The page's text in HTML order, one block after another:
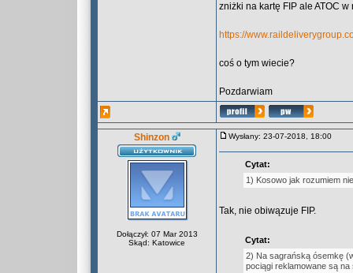
zniżki na kartę FIP ale ATOC
https://
coś o tym wiecie?
Pozdarwiam
Shinzon
Dołączył: 07 Mar 2013
Skąd: Katowice
Wysłany: 23-07-2018, 18:00
Cytat:
1) Kosowo jak rozumiem
Tak, nie obiwązuje FIP.
Cytat:
2) Na sagrańską ósemkę
pociągi reklamowane są